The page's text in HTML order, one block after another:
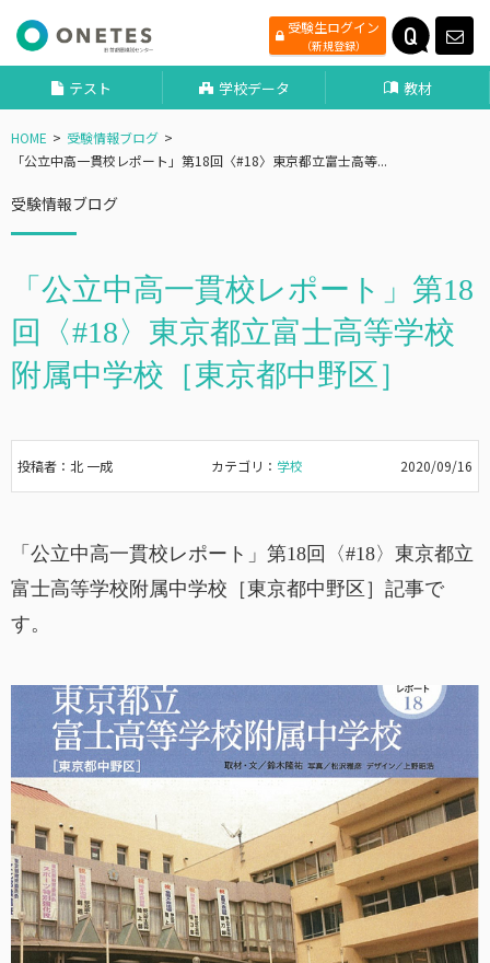
受験生ログイン
（新規登録）
テスト 学校データ 教材
HOME
受験情報ブログ
「公立中高一貫校レポート」第18回〈#18〉東京都立富士高等...
受験情報ブログ
「公立中高一貫校レポート」第18
回〈#18〉東京都立富士高等学校
附属中学校［東京都中野区］
投稿者：北 一成 カテゴリ： 学校 2020/09/16
「公立中高一貫校レポート」第18回〈#18〉東京都立
富士高等学校附属中学校［東京都中野区］記事で
す。